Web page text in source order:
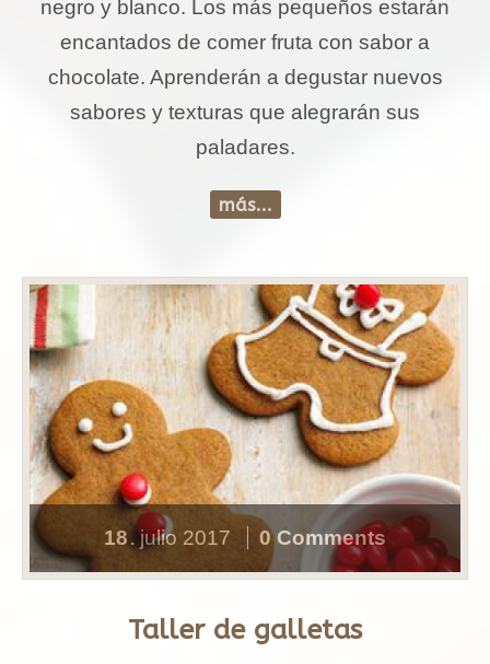
negro y blanco. Los más pequeños estarán
encantados de comer fruta con sabor a
chocolate. Aprenderán a degustar nuevos
sabores y texturas que alegrarán sus
paladares.
más...
Taller de galletas
18 . julio 2017 0 Comments